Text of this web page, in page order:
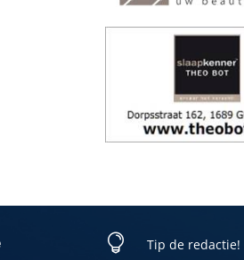
 Tip de redactie!